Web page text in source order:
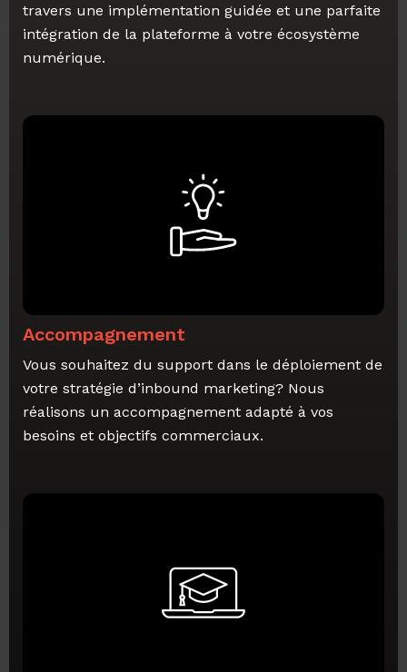
travers une implémentation guidée et une parfaite
intégration de la plateforme à votre écosystème
numérique.
Accompagnement
Vous souhaitez du support dans le déploiement de
votre stratégie d’inbound marketing? Nous
réalisons un accompagnement adapté à vos
besoins et objectifs commerciaux.